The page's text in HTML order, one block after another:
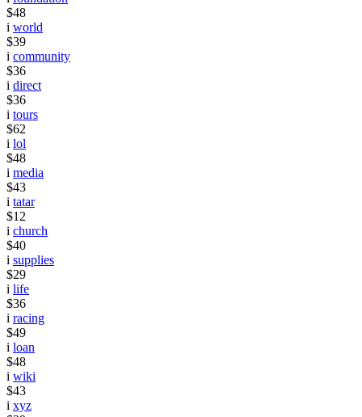
$48
i world
$39
i community
$36
i direct
$36
i tours
$62
i lol
$48
i media
$43
i tatar
$12
i church
$40
i supplies
$29
i life
$36
i racing
$49
i loan
$48
i wiki
$43
i xyz